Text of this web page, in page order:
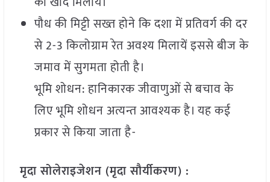
पौध की मिट्टी सख्त होने कि दशा में प्रतिवर्ग की दर
से 2-3 किलोग्राम रेत अवश्य मिलायें इससे बीज के
जमाव में सुगमता होती है।
भूमि शोधन: हानिकारक जीवाणुओं से बचाव के
लिए भूमि शोधन अत्यन्त आवश्यक है। यह कई
प्रकार से किया जाता है-
मृदा सोलेराइजेशन (मृदा सौर्यीकरण) :